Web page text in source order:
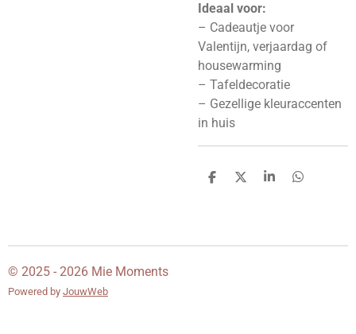
Ideaal voor:
– Cadeautje voor
Valentijn, verjaardag of
housewarming
– Tafeldecoratie
– Gezellige kleuraccenten
in huis
D
D
S
D
© 2025 - 2026 Mie Moments
Powered by JouwWeb